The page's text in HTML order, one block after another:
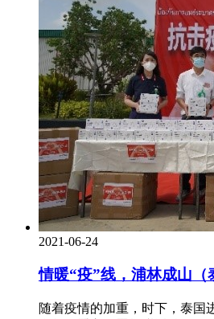
2021-06-24
情暖“疫”线，浦林成山
随着疫情的加重，时下，泰国